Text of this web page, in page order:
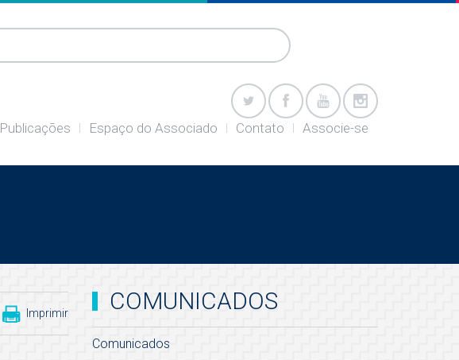
Publicações Espaço do Associado Contato Associe-se
Imprimir COMUNICADOS
Comunicados